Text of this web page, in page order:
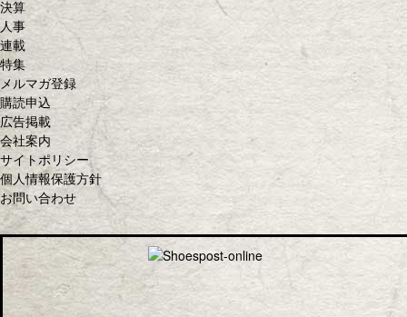
決算
人事
連載
特集
メルマガ登録
購読申込
広告掲載
会社案内
サイトポリシー
個人情報保護方針
お問い合わせ